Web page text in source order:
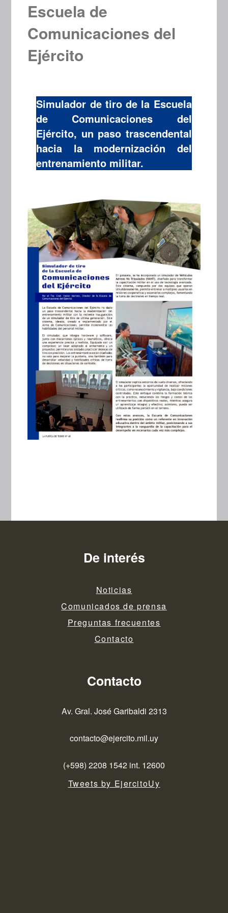
Escuela de
Comunicaciones del
Ejército
Simulador de tiro de la Escuela
de Comunicaciones del
Ejército, un paso trascendental
hacia la modernización del
entrenamiento militar.
De interés
Noticias
Comunicados de prensa
Preguntas frecuentes
Contacto
Contacto
Av. Gral. José Garibaldi 2313
contacto@ejercito.mil.uy
(+598) 2208 1542 int. 12600
Tweets by EjercitoUy